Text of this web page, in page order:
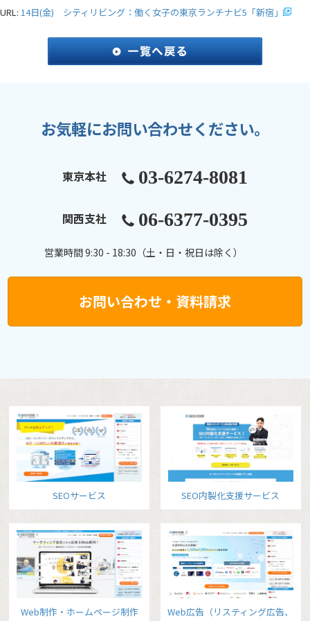
URL: 14日(金) シティリビング：働く女子の東京ランチナビ5「新宿」
お気軽にお問い合わせください。
東京本社 03-6274-8081
関西支社 06-6377-0395
営業時間 9:30 - 18:30（土・日・祝日は除く）
お問い合わせ・資料請求
SEOサービス SEO内製化支援サービス
Web制作・ホームページ制作
Web広告（リスティング広告、